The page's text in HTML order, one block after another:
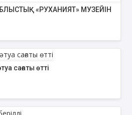
«РУХАНИЯТ» МУЗЕЙІН
сағаты өтті